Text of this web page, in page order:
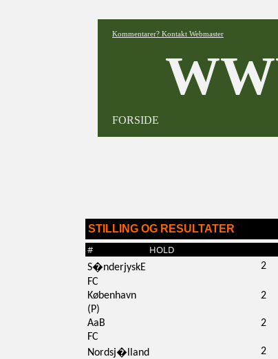
Kommentarer? Kontakt Webmaster
FORSIDE
STILLING OG RESULTATER
# HOLD
S�nderjyskE 2
FC
København
(P)
2
AaB 2
FC
Nordsj�lland
2